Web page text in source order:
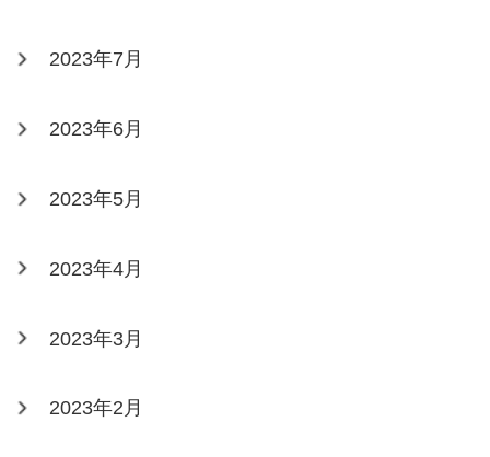
2023年7月
2023年6月
2023年5月
2023年4月
2023年3月
2023年2月